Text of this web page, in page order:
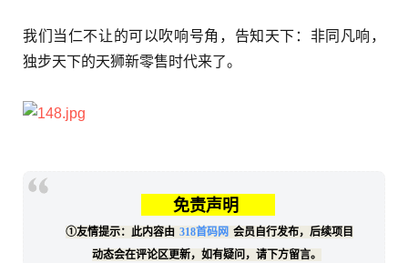
我们当仁不让的可以吹响号角，告知天下：非同凡响，
独步天下的天狮新零售时代来了。
免责声明
①友情提示：此内容由 318首码网 会员自行发布，后续项目
动态会在评论区更新，如有疑问，请下方留言。